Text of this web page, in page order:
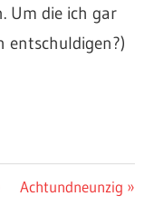
Um die ich gar
entschuldigen?)
Nächster
Achtundneunzig